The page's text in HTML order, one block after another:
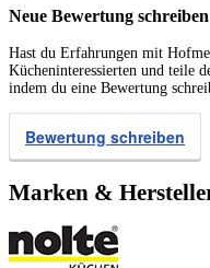
Neue Bewertung schreiben
Hast du Erfahrungen mit
Kücheninteressierten und teile
indem du eine Bewertung
Bewertung schreiben
Marken &